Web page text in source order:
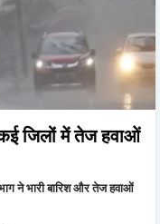
कई जिलों में तेज हवाओं
ने भारी बारिश और तेज हवाओं